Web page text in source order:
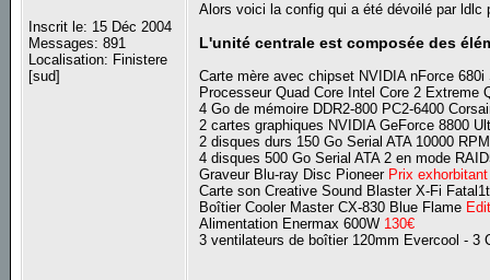
Inscrit le: 15 Déc 2004
Messages: 891
Localisation: Finistere
[sud]
Alors voici la config qui a été dévoilé par ldlc
L'unité centrale est composée des
Carte mère avec chipset NVIDIA nForce
Processeur Quad Core Intel Core 2 Extreme
4 Go de mémoire DDR2-800 PC2-6400
2 cartes graphiques NVIDIA GeForce 8800
2 disques durs 150 Go Serial ATA 10000
4 disques 500 Go Serial ATA 2 en mode
Graveur Blu-ray Disc Pioneer Prix
Carte son Creative Sound Blaster X-Fi
Boîtier Cooler Master CX-830 Blue Flame
Alimentation Enermax 600W 130€
3 ventilateurs de boîtier 120mm Evercool - 3